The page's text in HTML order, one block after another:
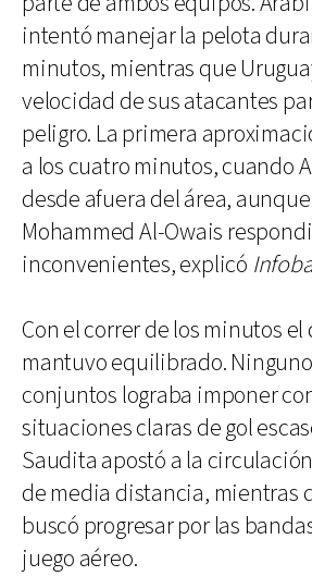
intentó manejar la pelota
minutos, mientras que
velocidad de sus atacantes
peligro. La primera
a los cuatro minutos, cuando
desde afuera del área,
Mohammed Al-Owais
inconvenientes, explicó
Con el correr de los minutos el
mantuvo equilibrado.
conjuntos lograba imponer
situaciones claras de gol
Saudita apostó a la
de media distancia, mientras
buscó progresar por las
juego aéreo.